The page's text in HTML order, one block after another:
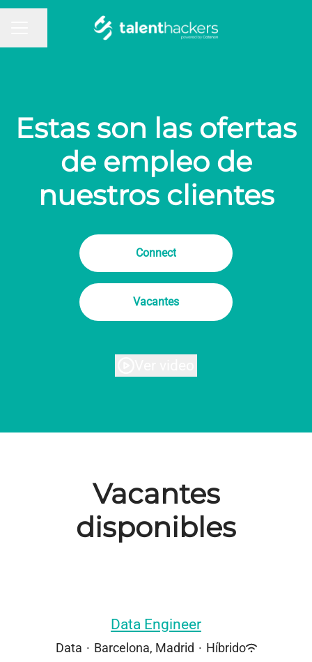
MENÚ DE EMPLEO
Compartir página
Estas son las ofertas
de empleo de
nuestros clientes
Connect
Vacantes
Vacantes
disponibles
Data Engineer
Data · Barcelona, Madrid · Híbrido